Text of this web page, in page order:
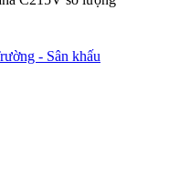
- Sân khấu